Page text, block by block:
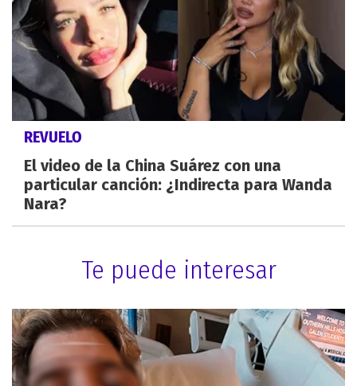
REVUELO
El video de la China Suárez con una
particular canción: ¿Indirecta para Wanda
Nara?
Te puede interesar